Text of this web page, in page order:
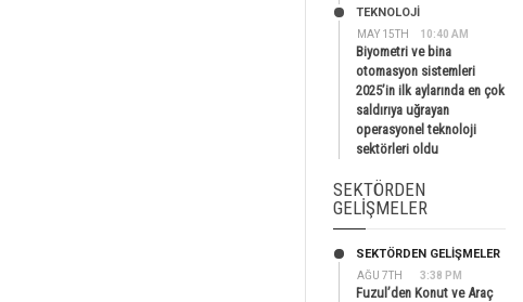
MAY 15TH 10:40 AM
TEKNOLOJİ
Biyometri ve bina
otomasyon sistemleri
2025’in ilk aylarında en çok
saldırıya uğrayan
operasyonel teknoloji
sektörleri oldu
SEKTÖRDEN
GELIŞMELER
AĞU 7TH 3:38 PM
SEKTÖRDEN GELIŞMELER
Fuzul’den Konut ve Araç